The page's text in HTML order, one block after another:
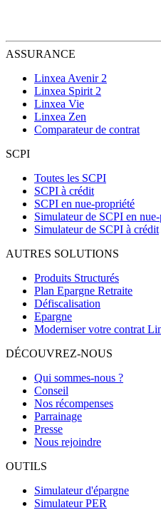
ASSURANCE
Linxea Avenir 2
Linxea Spirit 2
Linxea Vie
Linxea Zen
Comparateur de contrat
SCPI
Toutes les SCPI
SCPI à crédit
SCPI en nue-propriété
Simulateur de SCPI en
Simulateur de SCPI à crédit
AUTRES SOLUTIONS
Produits Structurés
Plan Epargne Retraite
Défiscalisation
Epargne
Moderniser votre contrat
DÉCOUVREZ-NOUS
Qui sommes-nous ?
Conseil
Nos récompenses
Parrainage
Presse
Nous rejoindre
OUTILS
Simulateur d'épargne
Simulateur PER